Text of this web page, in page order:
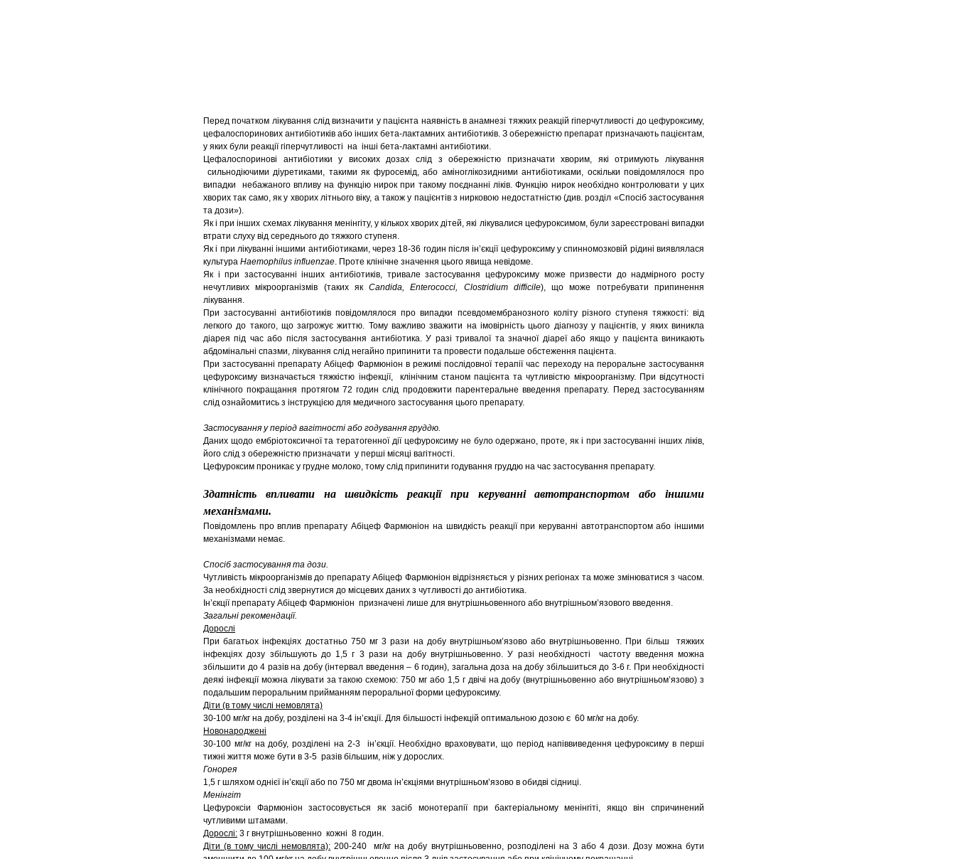
Перед початком лікування слід визначити у пацієнта наявність в анамнезі тяжких реакцій гіперчутливості до цефуроксиму,
цефалоспоринових антибіотиків або інших бета-лактамних антибіотиків. З обережністю препарат призначають пацієнтам,
у яких були реакції гіперчутливості на інші бета-лактамні антибіотики.
Цефалоспоринові антибіотики у високих дозах слід з обережністю призначати хворим, які отримують лікування
сильнодіючими діуретиками, такими як фуросемід, або аміноглікозидними антибіотиками, оскільки повідомлялося про
випадки небажаного впливу на функцію нирок при такому поєднанні ліків. Функцію нирок необхідно контролювати у цих
хворих так само, як у хворих літнього віку, а також у пацієнтів з нирковою недостатністю (див. розділ «Спосіб застосування
та дози»).
Як і при інших схемах лікування менінгіту, у кількох хворих дітей, які лікувалися цефуроксимом, були зареєстровані випадки
втрати слуху від середнього до тяжкого ступеня.
Як і при лікуванні іншими антибіотиками, через 18-36 годин після ін’єкції цефуроксиму у спинномозковій рідині виявлялася
культура Haemophilus influenzae. Проте клінічне значення цього явища невідоме.
Як і при застосуванні інших антибіотиків, тривале застосування цефуроксиму може призвести до надмірного росту
нечутливих мікроорганізмів (таких якCandida, Enterococci, Clostridium difficile), що може потребувати припинення
лікування.
При застосуванні антибіотиків повідомлялося про випадки псевдомембранозного коліту різного ступеня тяжкості: від
легкого до такого, що загрожує життю. Тому важливо зважити на імовірність цього діагнозу у пацієнтів, у яких виникла
діарея під час або після застосування антибіотика. У разі тривалої та значної діареї або якщо у пацієнта виникають
абдомінальні спазми, лікування слід негайно припинити та провести подальше обстеження пацієнта.
При застосуванні препарату Абіцеф Фармюніон в режимі послідовної терапії час переходу на пероральне застосування
цефуроксиму визначається тяжкістю інфекції, клінічним станом пацієнта та чутливістю мікроорганізму. При відсутності
клінічного покращання протягом 72 годин слід продовжити парентеральне введення препарату. Перед застосуванням
слід ознайомитись з інструкцією для медичного застосування цього препарату.
Застосування у період вагітності або годування груддю.
Даних щодо ембріотоксичної та тератогенної дії цефуроксиму не було одержано, проте, як і при застосуванні інших ліків,
його слід з обережністю призначати у перші місяці вагітності.
Цефуроксим проникає у грудне молоко, тому слід припинити годування груддю на час застосування препарату.
Здатність впливати на швидкість реакції при керуванні автотранспортом або іншими
механізмами.
Повідомлень про вплив препарату Абіцеф Фармюніон на швидкість реакції при керуванні автотранспортом або іншими
механізмами немає.
Спосіб застосування та дози.
Чутливість мікроорганізмів до препарату Абіцеф Фармюніон відрізняється у різних регіонах та може змінюватися з часом.
За необхідності слід звернутися до місцевих даних з чутливості до антибіотика.
Ін’єкції препарату Абіцеф Фармюніон призначені лише для внутрішньовенного або внутрішньом’язового введення.
Загальні рекомендації.
Дорослі
При багатьох інфекціях достатньо 750 мг 3 рази на добу внутрішньом’язово або внутрішньовенно. При більш тяжких
інфекціях дозу збільшують до 1,5 г 3 рази на добу внутрішньовенно. У разі необхідності частоту введення можна
збільшити до 4 разів на добу (інтервал введення – 6 годин), загальна доза на добу збільшиться до 3-6 г. При необхідності
деякі інфекції можна лікувати за такою схемою: 750 мг або 1,5 г двічі на добу (внутрішньовенно або внутрішньом’язово) з
подальшим пероральним прийманням пероральної форми цефуроксиму.
Діти (в тому числі немовлята)
30-100 мг/кг на добу, розділені на 3-4 ін’єкції. Для більшості інфекцій оптимальною дозою є 60 мг/кг на добу.
Новонароджені
30-100 мг/кг на добу, розділені на 2-3 ін’єкції. Необхідно враховувати, що період напіввиведення цефуроксиму в перші
тижні життя може бути в 3-5 разів більшим, ніж у дорослих.
Гонорея
1,5 г шляхом однієї ін’єкції або по 750 мг двома ін’єкціями внутрішньом’язово в обидві сідниці.
Менінгіт
Цефуроксіи Фармюніон застосовується як засіб монотерапії при бактеріальному менінгіті, якщо він спричинений
чутливими штамами.
Дорослі: 3 г внутрішньовенно кожні 8 годин.
Діти (в тому числі немовлята): 200-240 мг/кг на добу внутрішньовенно, розподілені на 3 або 4 дози. Дозу можна бути